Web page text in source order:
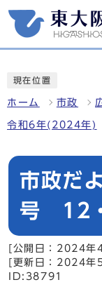
現在位置
ホーム 市政
令和6年(2024年)
市政だ
号 12
[公開日：2024年
[更新日：2024年
ID:38791